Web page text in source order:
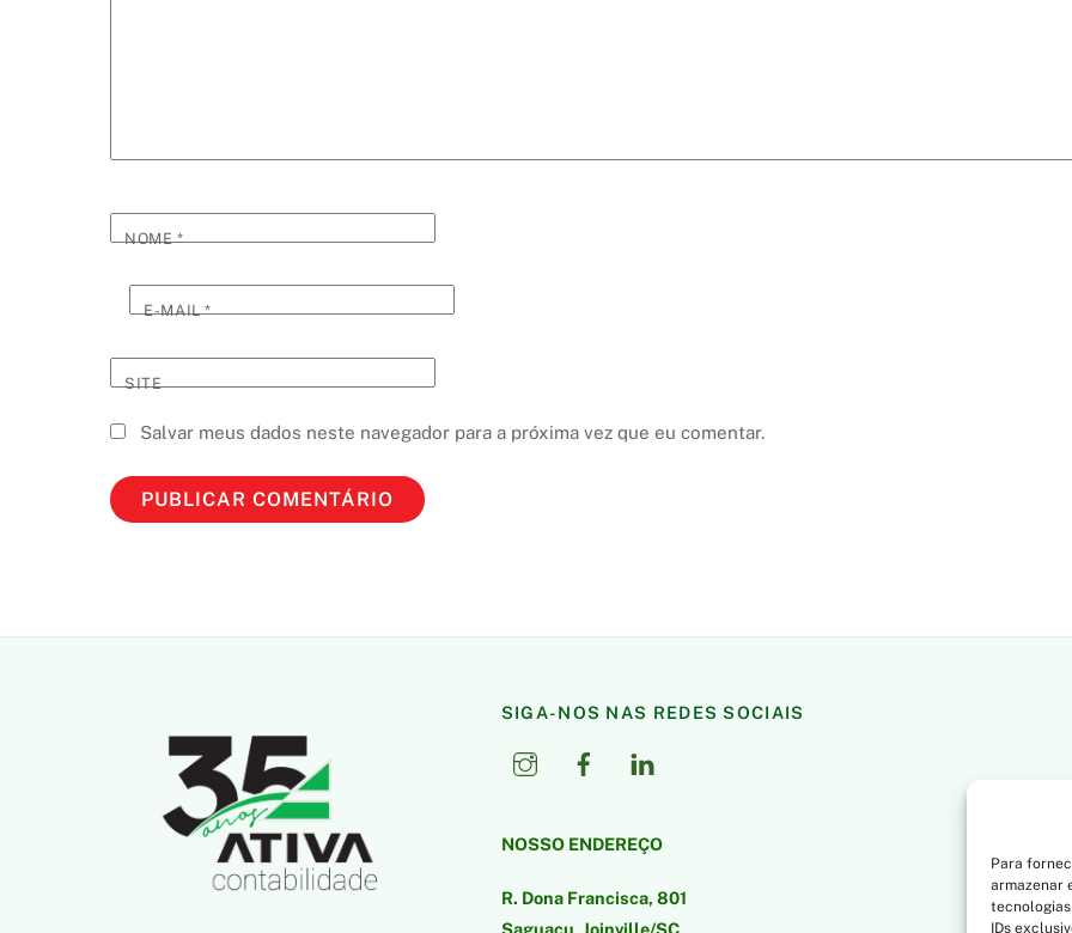
Para
armazenar
IDs
NOME*
E-MAIL*
SITE
Salvar meus dados neste navegador para a próxima vez que eu comentar.
SIGA-NOS NAS REDES SOCIAIS
NOSSO ENDEREÇO
R. Dona Francisca, 801
Saguaçu, Joinville/SC